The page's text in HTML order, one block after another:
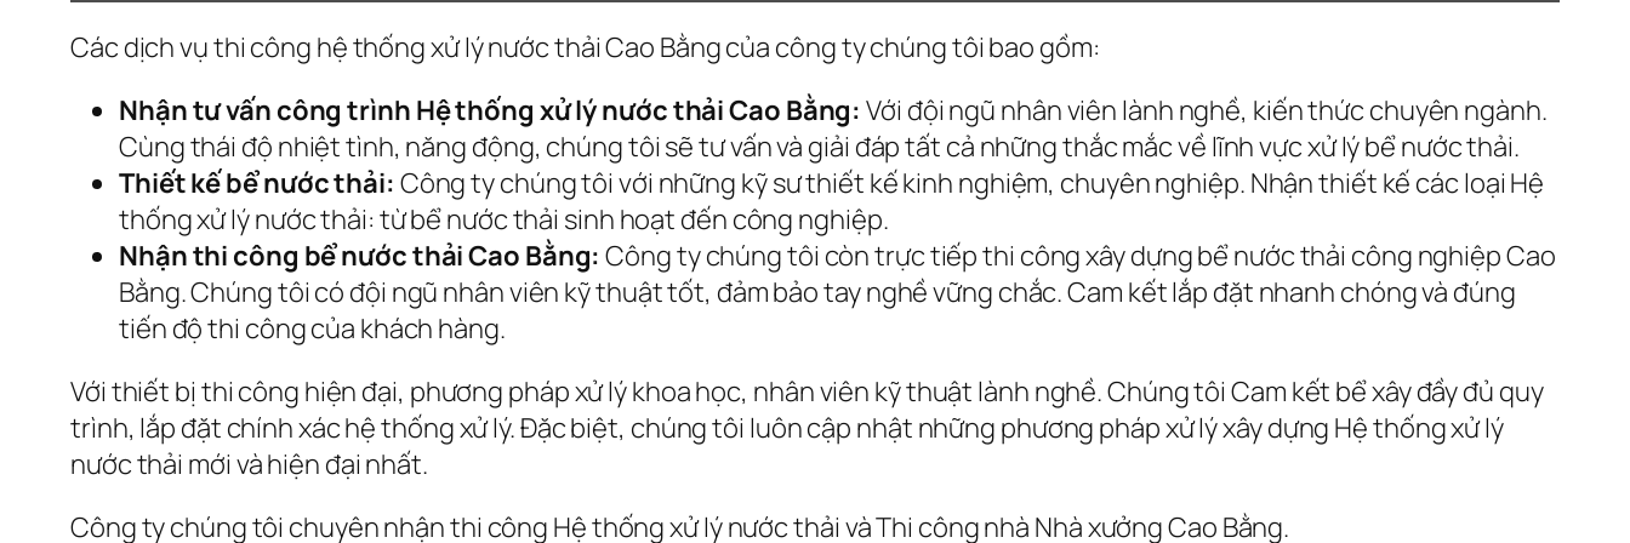
Các dịch vụ thi công hệ thống xử lý nước thải Cao Bằng của công ty chúng tôi bao gồm:
Nhận tư vấn công trình Hệ thống xử lý nước thải Cao Bằng: Với đội ngũ nhân viên lành nghề, kiến thức chuyên ngành.
Cùng thái độ nhiệt tình, năng động, chúng tôi sẽ tư vấn và giải đáp tất cả những thắc mắc về lĩnh vực xử lý bể nước thải.
Thiết kế bể nước thải: Công ty chúng tôi với những kỹ sư thiết kế kinh nghiệm, chuyên nghiệp. Nhận thiết kế các loại Hệ
thống xử lý nước thải: từ bể nước thải sinh hoạt đến công nghiệp.
Nhận thi công bể nước thải Cao Bằng: Công ty chúng tôi còn trực tiếp thi công xây dựng bể nước thải công nghiệp Cao
Bằng. Chúng tôi có đội ngũ nhân viên kỹ thuật tốt, đảm bảo tay nghề vững chắc. Cam kết lắp đặt nhanh chóng và đúng
tiến độ thi công của khách hàng.
Với thiết bị thi công hiện đại, phương pháp xử lý khoa học, nhân viên kỹ thuật lành nghề. Chúng tôi Cam kết bể xây đầy đủ quy
trình, lắp đặt chính xác hệ thống xử lý. Đặc biệt, chúng tôi luôn cập nhật những phương pháp xử lý xây dựng Hệ thống xử lý
nước thải mới và hiện đại nhất.
Công ty chúng tôi chuyên nhận thi công Hệ thống xử lý nước thải và Thi công nhà Nhà xưởng Cao Bằng.